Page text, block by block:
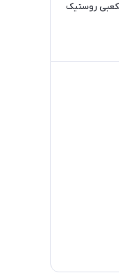
روستیک